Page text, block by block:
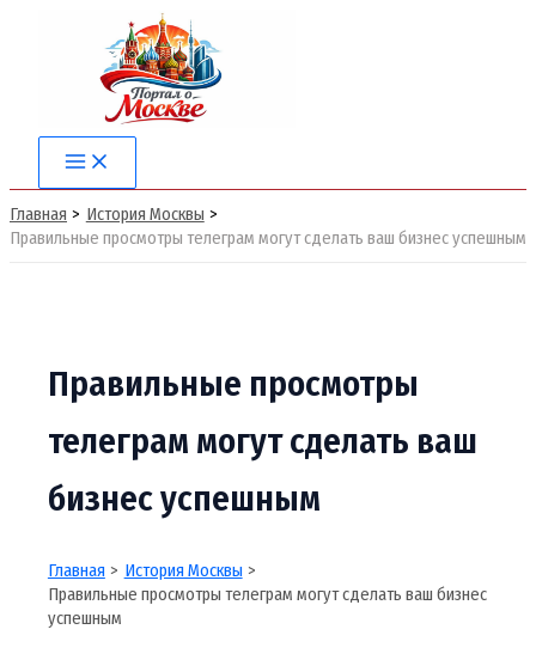
содержимому
Main
Menu
Главная
История Москвы
Правильные просмотры телеграм могут сделать ваш бизнес успешным
Правильные просмотры
телеграм могут сделать ваш
бизнес успешным
Главная
История Москвы
Правильные просмотры телеграм могут сделать ваш бизнес
успешным